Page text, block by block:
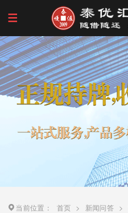
当前位置： 首页 > 新闻问答 >